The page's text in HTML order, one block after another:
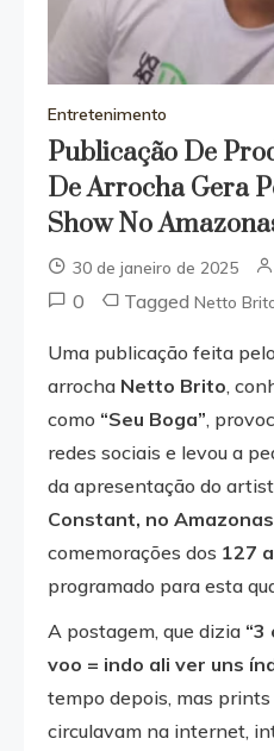
Entretenimento
Publicação De
De Arrocha Gera
Show No
30 de janeiro de 2025
0 Tagged Netto
Uma publicação feita
arrocha Netto Brito,
como “Seu Boga”,
redes sociais e levou a
da apresentação do
Constant, no Amazonas
comemorações dos 127
programado para esta
A postagem, que dizia “3
voo = indo ali ver uns
tempo depois, mas
circulavam na internet,